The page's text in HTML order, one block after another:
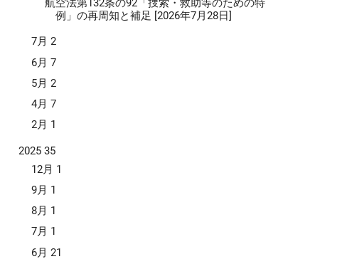
航空機操縦士の学科試験のベースになる教則です
行の安全に関する教則（第３版）」に準拠し...
である一方、「TCAS」は米国での呼称です。実運
め、「TCAS」という呼び方が一般的となっていま
す。 現在、ほぼ全ての旅客機にはATCトランスポン
ランスポンダーのMode-S信号を活用して動作しま
す。具体的には、近接する他の航空機のトランスポ
ンダーに質問信号を送信し、その応答信号を受信す
がMode-CまたはMode-S装備機の場合は相対高度を
自動的に計算します。これらの情報に基づき、衝突
垂直方向の回避指示を提示し、安全な飛行を確保し
ます。 このシステムは、国際民間航空条約の第10付
属書第4巻(ICAO Annex 10, Volume 4)で基準が定め
られており、日本の電波法施行規則では「航空機局
の無線設備であって、他の航空機の位置、高度その
際規格として定められています。ですから、通常は
世界どこに行っても通用するものとされています。
通信で使用されるだけでなく、共通の知識として前
触れなくあられることがありますので、知っておい
て損はないと思います。 第一次世界大戦後、音声を
利用する双方向無線が開発され、普及する以前、低
電話のスペルアルファベット(Spelling Alphabet)が開
発されたました。 アルファベットの「B」ビーと
音が似ているものを聞き間違えることなく伝えるこ
とを目的として、定められたアルファベットの通話
表での置き換えます、航空機や船舶などの通信で主
面できない際の電話での通話の間違いを防ぐために
も、利用されているようです。航空業界に関わり合
ることがあるそうです。 このフォネティックコード
航空法第132条の92「捜索・救助等のための特
例」の再周知と補足 [2026年7月28日]
7月 2
6月 7
5月 2
4月 7
2月 1
2025 35
12月 1
9月 1
8月 1
7月 1
6月 21